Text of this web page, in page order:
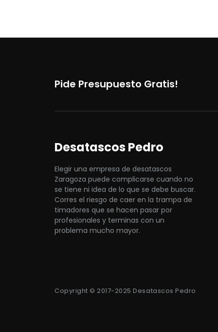
Pide Presupuesto Gratis!
Desatascos Pedro
Elegir una empresa de desatascos
Zaragoza puede complicarse cuando no
se tiene ni idea de lo que se debe buscar.
Corres el riesgo de caer en la trampa de
timadores que se hacen pasar por
profesionales y terminas con un
problema mucho mayor.
Copyright © 2017-2025 Desatascos Pedro